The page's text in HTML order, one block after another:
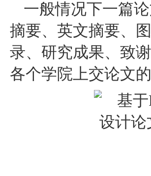
一般情况下一篇
摘要、英文摘要、
录、研究成果、致
各个学院上交论文